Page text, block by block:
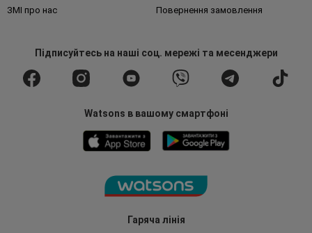
Гаряча лінія
ЗМІ про нас Повернення замовлення
Підписуйтесьна наші соц. мережі та месенджери
Watsons в вашому смартфоні